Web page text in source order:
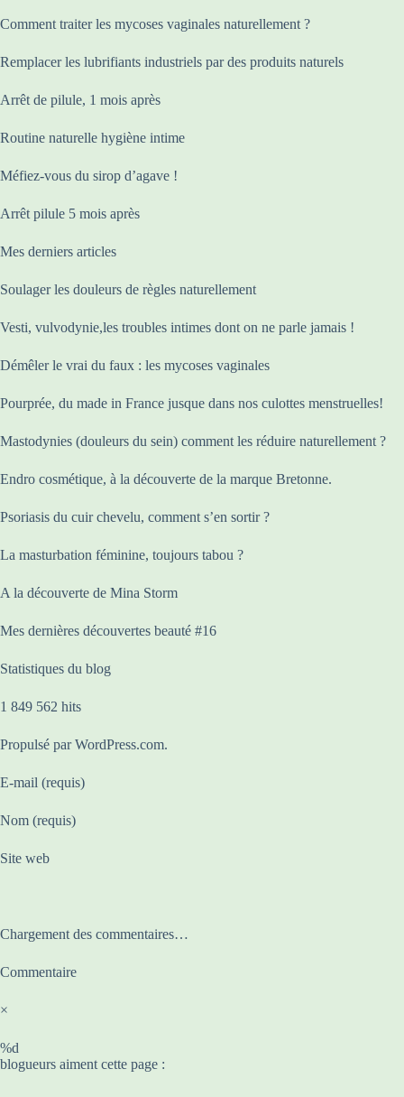
Comment traiter les mycoses vaginales naturellement ?
Remplacer les lubrifiants industriels par des produits naturels
Arrêt de pilule, 1 mois après
Routine naturelle hygiène intime
Méfiez-vous du sirop d’agave !
Arrêt pilule 5 mois après
Mes derniers articles
Soulager les douleurs de règles naturellement
Vesti, vulvodynie,les troubles intimes dont on ne parle jamais !
Démêler le vrai du faux : les mycoses vaginales
Pourprée, du made in France jusque dans nos culottes menstruelles!
Mastodynies (douleurs du sein) comment les réduire naturellement ?
Endro cosmétique, à la découverte de la marque Bretonne.
Psoriasis du cuir chevelu, comment s’en sortir ?
La masturbation féminine, toujours tabou ?
A la découverte de Mina Storm
Mes dernières découvertes beauté #16
Statistiques du blog
1 849 562 hits
Propulsé par WordPress.com.
E-mail (requis)
Nom (requis)
Site web
Chargement des commentaires…
Commentaire
×
%d
blogueurs aiment cette page :